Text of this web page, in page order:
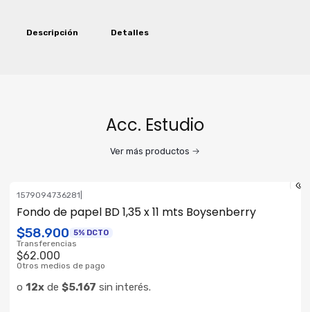
Descripción Detalles
Acc. Estudio
Ver más productos
1579094736281
Fondo de papel BD 1,35 x 11 mts Boysenberry
$58.900 5% DCTO
Transferencias
$62.000
Otros medios de pago
o 12xde $5.167 sin interés.